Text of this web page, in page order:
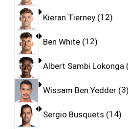
Kieran Tierney 12
Ben White 12
Albert Sambi Lokonga
Wissam Ben Yedder 3
Sergio Busquets 14